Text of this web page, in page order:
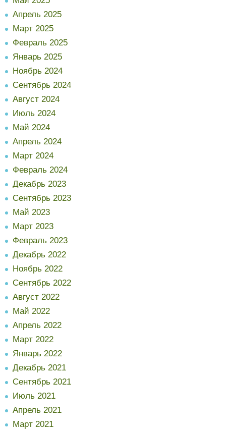
Апрель 2025
Март 2025
Февраль 2025
Январь 2025
Ноябрь 2024
Сентябрь 2024
Август 2024
Июль 2024
Май 2024
Апрель 2024
Март 2024
Февраль 2024
Декабрь 2023
Сентябрь 2023
Май 2023
Март 2023
Февраль 2023
Декабрь 2022
Ноябрь 2022
Сентябрь 2022
Август 2022
Май 2022
Апрель 2022
Март 2022
Январь 2022
Декабрь 2021
Сентябрь 2021
Июль 2021
Апрель 2021
Март 2021